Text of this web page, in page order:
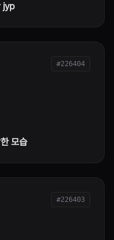
jyp
#226404
모습
#226403